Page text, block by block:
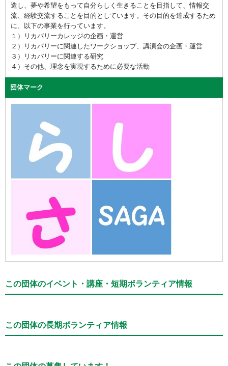
造し、夢や希望をもって自分らしく生きることを目指して、情報交
流、経験交流することを目的としています。その目的を達成するため
に、以下の事業を行っています。
１）リカバリーカレッジの企画・運営
２）リカバリーに関連したワークショップ、講演会の企画・運営
３）リカバリーに関連する研究
４）その他、理念を実現するために必要な活動
団体マーク
この団体のイベント・講座・短期ボランティア情報
この団体の長期ボランティア情報